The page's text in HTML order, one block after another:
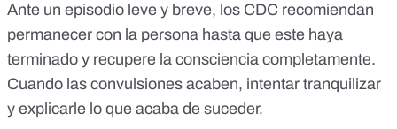
Ante un episodio leve y breve, los CDC recomiendan
permanecer con la persona hasta que este haya
terminado y recupere la consciencia completamente.
Cuando las convulsiones acaben, intentar tranquilizar
y explicarle lo que acaba de suceder.